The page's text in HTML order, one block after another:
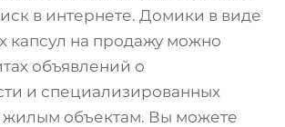
в интернете. Домики в виде
капсул на продажу можно
объявлений о
и специализированных
жилым объектам. Вы можете